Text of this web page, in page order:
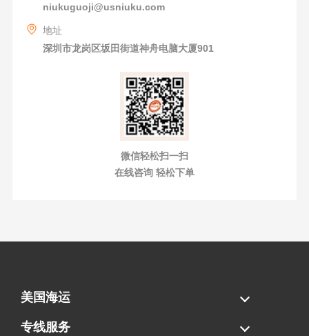
niukuguoji@usniuku.com
地址
深圳市龙岗区坂田街道神舟电脑大厦901
微信轻松扫一扫
在线咨询 轻松下单
美国海运
海运拼柜
海运整柜
美国海卡
加拿大海运
专线服务